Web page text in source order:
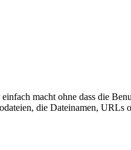
macht ohne dass die
die Dateinamen, URLs